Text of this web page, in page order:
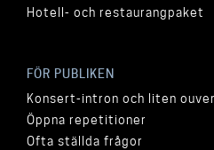
Hotell- och restaurangpaket
FÖR PUBLIKEN
Konsert-intron och liten
Öppna repetitioner
Ofta ställda frågor